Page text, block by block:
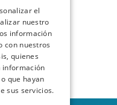
el
nuestro
información
con nuestros
quienes
información
que hayan
sus servicios.